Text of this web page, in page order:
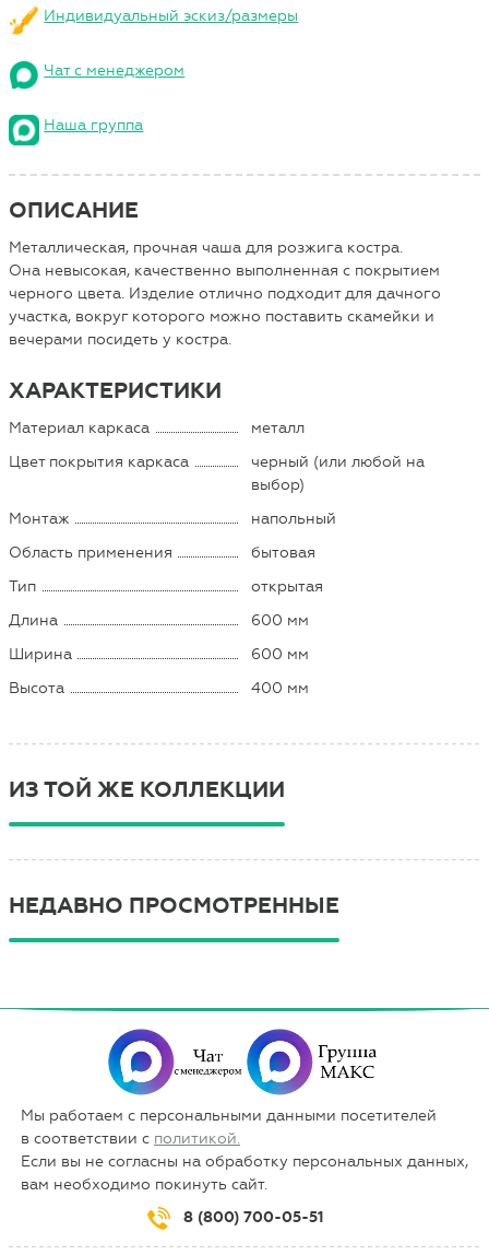
Индивидуальный эскиз/размеры
Чат с менеджером
Наша группа
ОПИСАНИЕ
Металлическая, прочная чаша для розжига костра.
Она невысокая, качественно выполненная с покрытием
черного цвета. Изделие отлично подходит для дачного
участка, вокруг которого можно поставить скамейки и
вечерами посидеть у костра.
ХАРАКТЕРИСТИКИ
Материал каркаса
металл
Цвет покрытия каркаса
черный (или любой на
выбор)
Монтаж
напольный
Область применения
бытовая
Тип
открытая
Длина
600 мм
Ширина
600 мм
Высота
400 мм
ИЗ ТОЙ ЖЕ КОЛЛЕКЦИИ
НЕДАВНО ПРОСМОТРЕННЫЕ
Мы работаем с персональными данными посетителей
в соответствии с политикой.
Если вы не согласны на обработку персональных данных,
вам необходимо покинуть сайт.
8 (800) 700-05-51